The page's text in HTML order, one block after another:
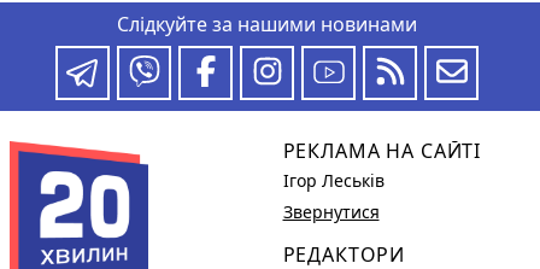
Слідкуйте за нашими новинами
РЕКЛАМА НА САЙТІ
Ігор Леськів
Звернутися
РЕДАКТОРИ